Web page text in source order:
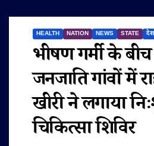
HEALTH NATION NEWS STATE देश
भीषण गर्मी के
जनजाति गांवों में
खीरी ने लगाया
चिकित्सा शिविर